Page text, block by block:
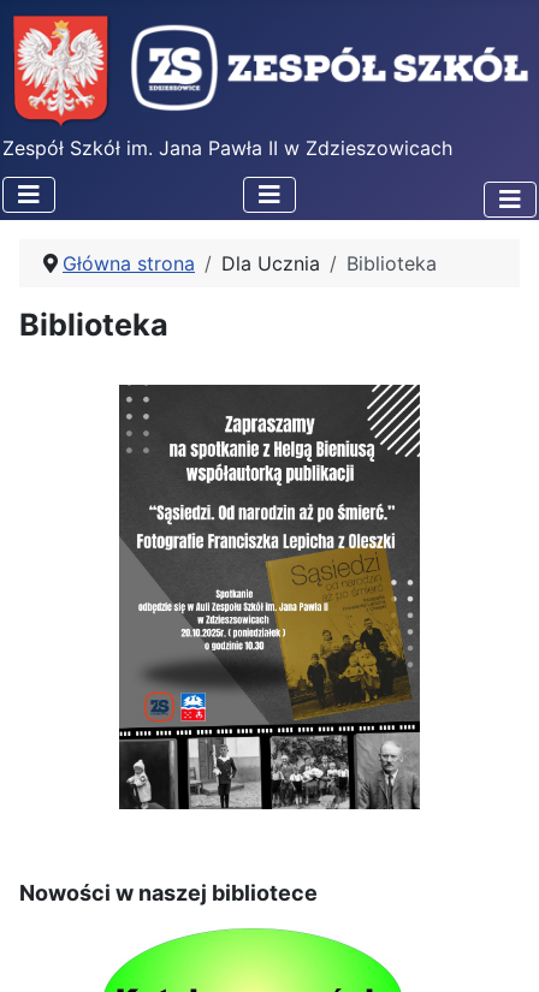
Zespół Szkół im. Jana Pawła II w Zdzieszowicach
Główna strona Dla Ucznia Biblioteka
Biblioteka
Nowości w naszej bibliotece